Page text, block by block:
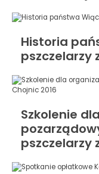
Historia
pszczelarzy
Szkolenie
pszczelarzy